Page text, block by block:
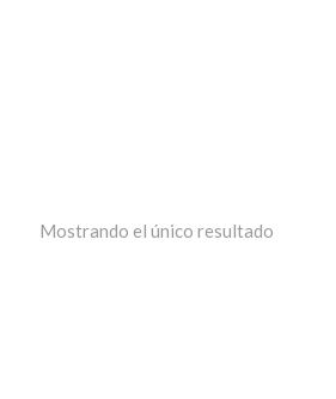
Mostrando el único resultado